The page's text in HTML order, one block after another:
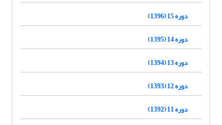
دوره 15 (1396)
دوره 14 (1395)
دوره 13 (1394)
دوره 12 (1393)
دوره 11 (1392)